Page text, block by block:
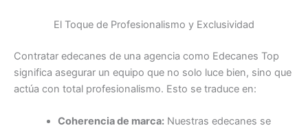
El Toque de Profesionalismo y Exclusividad
Contratar edecanes de una agencia como Edecanes Top
significa asegurar un equipo que no solo luce bien, sino que
actúa con total profesionalismo. Esto se traduce en:
Coherencia de marca:Nuestras edecanes se